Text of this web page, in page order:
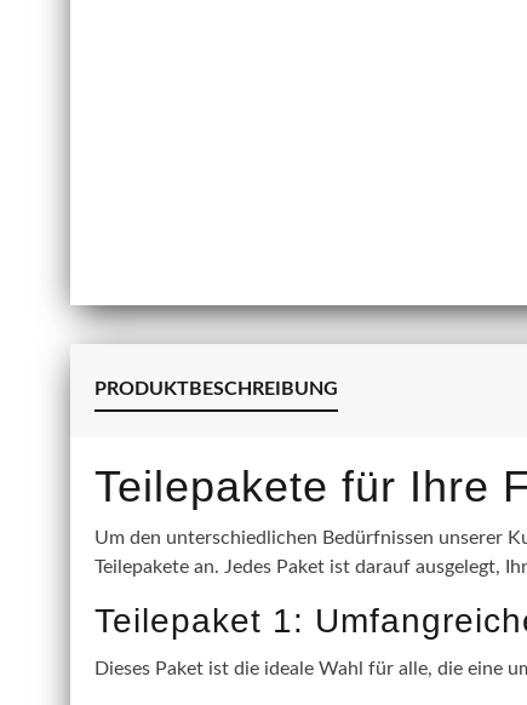
PRODUKTBESCHREIBUNG
Teilepakete für Ihre
Um den unterschiedlichen Bedürfnissen unserer
Teilepakete an. Jedes Paket ist darauf ausgelegt,
Teilepaket 1:
Dieses Paket ist die ideale Wahl für alle, die eine